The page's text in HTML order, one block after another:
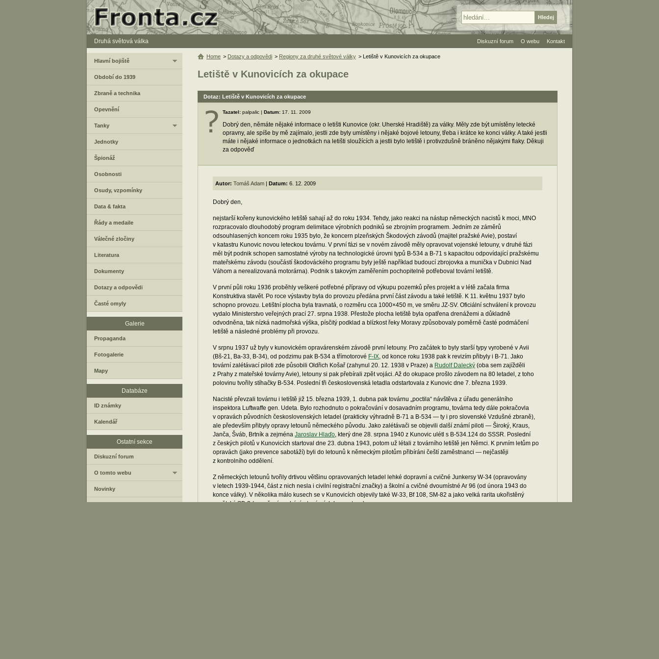
Druhá světová válka
Letiště v Kunovicích za okupace
Dotaz: Letiště v Kunovicích za okupace
Tazatel: palpalic | Datum: 17. 11. 2009
Dobrý den, němáte nějaké informace o letišti Kunovice (okr. Uherské Hradiště) za války. Měly zde být umístěny letecké
opravny, ale spíše by mě zajímalo, jestli zde byly umístěny i nějaké bojové letouny, třeba i krátce ke konci války. A také jestli
máte i nějaké informace o jednotkách na letišti sloužících a jestli bylo letiště i protivzdušně bráněno nějakými flaky. Děkuji
za odpověď
Autor: Tomáš Adam | Datum: 6. 12. 2009
Dobrý den,
nejstarší kořeny kunovického letiště sahají až do roku 1934. Tehdy, jako reakci na nástup německých nacistů k moci, MNO
rozpracovalo dlouhodobý program delimitace výrobních podniků se zbrojním programem. Jedním ze záměrů
odsouhlasených koncem roku 1935 bylo, že koncern plzeňských Škodových závodů (majitel pražské Avie), postaví
v katastru Kunovic novou leteckou továrnu. V první fázi se v novém závodě měly opravovat vojenské letouny, v druhé fázi
měl být podnik schopen samostatné výroby na technologické úrovni typů B-534 a B-71 s kapacitou odpovídající pražskému
mateřskému závodu (součástí škodováckého programu byly ještě například budoucí zbrojovka a munička v Dubnici Nad
Váhom a nerealizovaná motorárna). Podnik s takovým zaměřením pochopitelně potřeboval tovární letiště.
V první půli roku 1936 proběhly veškeré potřebné přípravy od výkupu pozemků přes projekt a v létě začala firma
Konstruktiva stavět. Po roce výstavby byla do provozu předána první část závodu a také letiště. K 11. květnu 1937 bylo
schopno provozu. Letištní plocha byla travnatá, o rozměru cca 1000×450 m, ve směru JZ-SV. Oficiální schválení k provozu
vydalo Ministerstvo veřejných prací 27. srpna 1938. Přestože plocha letiště byla opatřena drenážemi a důkladně
odvodněna, tak nízká nadmořská výška, písčitý podklad a blízkost řeky Moravy způsobovaly poměrně časté podmáčení
letiště a následné problémy při provozu.
V srpnu 1937 už byly v kunovickém opravárenském závodě první letouny. Pro začátek to byly starší typy vyrobené v Avii
(Bš-21, Ba-33, B-34), od podzimu pak B-534 a třímotorové F-IX, od konce roku 1938 pak k revizím přibyly i B-71. Jako
tovární zalétávací piloti zde působili Oldřich Košař (zahynul 20. 12. 1938 v Praze) a Rudolf Dalecký (oba sem zajížděli
z Prahy z mateřské továrny Avie), letouny si pak přebírali zpět vojáci. Až do okupace prošlo závodem na 80 letadel, z toho
polovinu tvořily stíhačky B-534. Poslední tři československá letadla odstartovala z Kunovic dne 7. března 1939.
Nacisté převzali továrnu i letiště již 15. března 1939, 1. dubna pak továrnu „poctila“ návštěva z úřadu generálního
inspektora Luftwaffe gen. Udeta. Bylo rozhodnuto o pokračování v dosavadním programu, továrna tedy dále pokračovla
v opravách původních československých letadel (prakticky výhradně B-71 a B-534 — ty i pro slovenské Vzdušné zbraně),
ale především přibyly opravy letounů německého původu. Jako zalétávači se objevili další známí piloti — Široký, Kraus,
Janča, Šváb, Brtník a zejména Jaroslav Hlaďo, který dne 28. srpna 1940 z Kunovic ulétl s B-534.124 do SSSR. Poslední
z českých pilotů v Kunovicích startoval dne 23. dubna 1943, potom už létali z továrního letiště jen Němci. K prvním letům po
opravách (jako prevence sabotáží) byli do letounů k německým pilotům přibíráni čeští zaměstnanci — nejčastěji
z kontrolního oddělení.
Z německých letounů tvořily drtivou většinu opravovaných letadel lehké dopravní a cvičné Junkersy W-34 (opravovány
v letech 1939-1944, část z nich nesla i civilní registrační značky) a školní a cvičné dvoumístné Ar 96 (od února 1943 do
konce války). V několika málo kusech se v Kunovicích objevily také W-33, Bf 108, SM-82 a jako velká rarita ukořistěný
sovětský SB-3 (označení pochází z tovární dokumentace).
Home > Dotazy a odpovědi > Regiony za druhé světové války > Letiště v Kunovicích za okupace
Hlavní bojiště
Období do 1939
Zbraně a technika
Opevnění
Tanky
Jednotky
Špionáž
Osobnosti
Osudy, vzpomínky
Data & fakta
Řády a medaile
Válečné zločiny
Literatura
Dokumenty
Dotazy a odpovědi
Časté omyly
Galerie
Propaganda
Fotogalerie
Mapy
Databáze
ID známky
Kalendář
Ostatní sekce
Diskuzní forum
O tomto webu
Novinky
Diskuzní forum O webu Kontakt